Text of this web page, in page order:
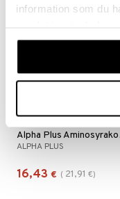
information som du
våra cookies vid
ALPHA PLUS
16,43 € ( 21,91 €)